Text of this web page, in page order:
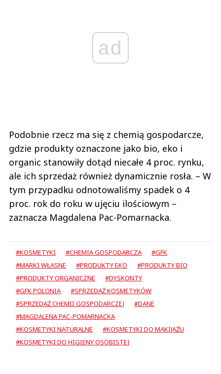
ad
Podobnie rzecz ma się z chemią gospodarcze,
gdzie produkty oznaczone jako bio, eko i
organic stanowiły dotąd niecałe 4 proc. rynku,
ale ich sprzedaż również dynamicznie rosła. – W
tym przypadku odnotowaliśmy spadek o 4
proc. rok do roku w ujęciu ilościowym –
zaznacza Magdalena Pac-Pomarnacka.
#KOSMETYKI #CHEMIA GOSPODARCZA
#GFK
#MARKI WŁASNE
#PRODUKTY EKO
#PRODUKTY BIO
#PRODUKTY ORGANICZNE
#DYSKONTY
#GFK POLONIA
#SPRZEDAŻ KOSMETYKÓW
#SPRZEDAŻ CHEMII GOSPODARCZEJ
#DANE
#MAGDALENA PAC-POMARNACKA
#KOSMETYKI NATURALNE
#KOSMETYKI DO MAKIJAŻU
#KOSMETYKI DO HIGIENY OSOBISTEJ